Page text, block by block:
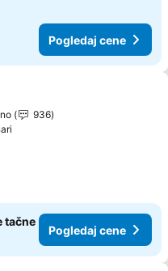
Pogledaj cene
u favorite
936
tačne
Pogledaj cene